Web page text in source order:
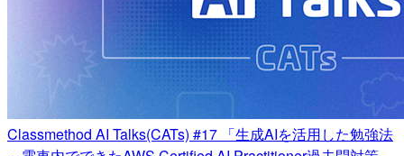
Classmethod AI Talks(CATs) #17 「生成AIを活用した勉強法